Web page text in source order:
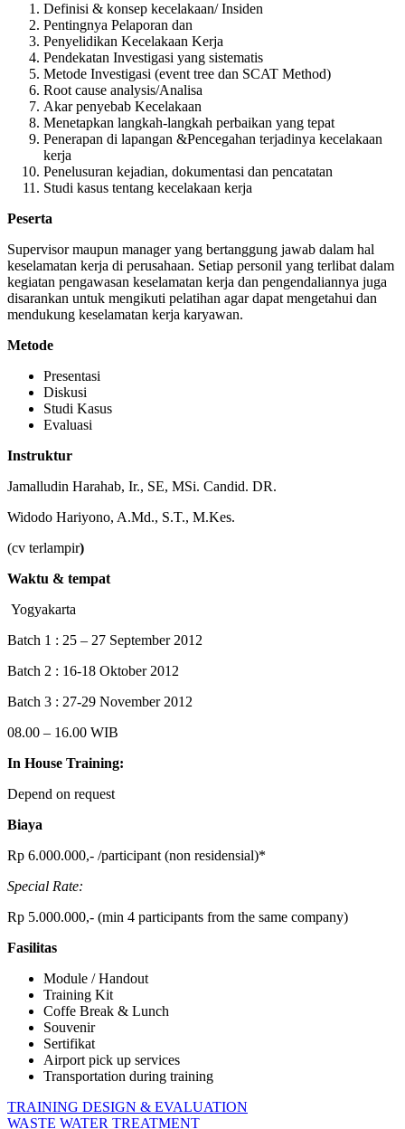
Definisi & konsep kecelakaan/ Insiden
Pentingnya Pelaporan dan
Penyelidikan Kecelakaan Kerja
Pendekatan Investigasi yang sistematis
Metode Investigasi (event tree dan SCAT Method)
Root cause analysis/Analisa
Akar penyebab Kecelakaan
Menetapkan langkah-langkah perbaikan yang tepat
Penerapan di lapangan &Pencegahan terjadinya kecelakaan
kerja
Penelusuran kejadian, dokumentasi dan pencatatan
Studi kasus tentang kecelakaan kerja
Peserta
Supervisor maupun manager yang bertanggung jawab dalam hal
keselamatan kerja di perusahaan. Setiap personil yang terlibat dalam
kegiatan pengawasan keselamatan kerja dan pengendaliannya juga
disarankan untuk mengikuti pelatihan agar dapat mengetahui dan
mendukung keselamatan kerja karyawan.
Metode
Presentasi
Diskusi
Studi Kasus
Evaluasi
Instruktur
Jamalludin Harahab, Ir., SE, MSi. Candid. DR.
Widodo Hariyono, A.Md., S.T., M.Kes.
(cv terlampir)
Waktu & tempat
Yogyakarta
Batch 1 : 25 – 27 September 2012
Batch 2 : 16-18 Oktober 2012
Batch 3 : 27-29 November 2012
08.00 – 16.00 WIB
In House Training:
Depend on request
Biaya
Rp 6.000.000,- /participant (non residensial)*
Special Rate:
Rp 5.000.000,- (min 4 participants from the same company)
Fasilitas
Module / Handout
Training Kit
Coffe Break & Lunch
Souvenir
Sertifikat
Airport pick up services
Transportation during training
Accident
Investigation
Post
Previous
Post:
TRAINING DESIGN & EVALUATION
Next
WASTE WATER TREATMENT